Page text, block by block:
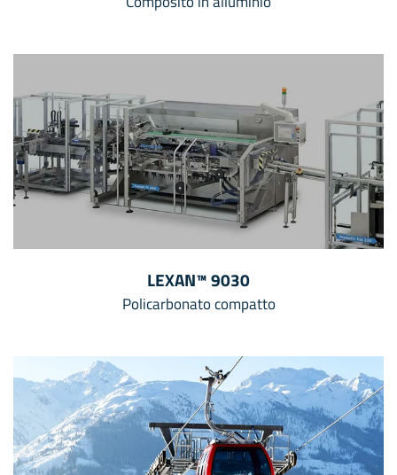
LEXAN™ 9030
Policarbonato compatto